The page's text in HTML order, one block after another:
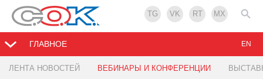
TG VK RT MX
ГЛАВНОЕ
ЛЕНТА НОВОСТЕЙ ВЕБИНАРЫ И КОНФЕРЕНЦИИ
EN